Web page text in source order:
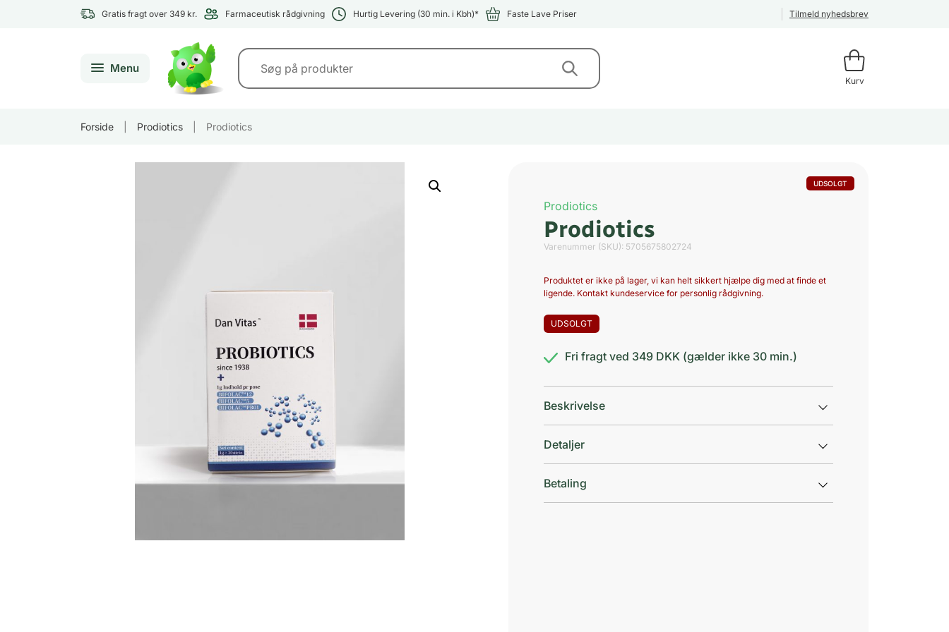
Gratis fragt over 349 kr. Farmaceutisk rådgivning Hurtig Levering (30 min. i Kbh)* Faste Lave Priser Tilmeld nyhedsbrev
Menu
Kurv
Forside Prodiotics Prodiotics
UDSOLGT
Prodiotics
Prodiotics
Varenummer (SKU): 5705675802724
Produktet er ikke på lager, vi kan helt sikkert hjælpe dig med at finde et
ligende. Kontakt kundeservice for personlig rådgivning.
UDSOLGT
Fri fragt ved 349 DKK (gælder ikke 30 min.)
Beskrivelse
Detaljer
Betaling